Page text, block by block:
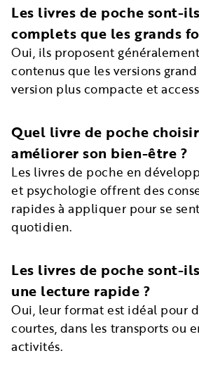
Les livres de poche sont-
complets que les grands
Oui, ils proposent
contenus que les versions
version plus compacte et
Quel livre de poche
améliorer son bien-être ?
Les livres de poche en
et psychologie offrent des
rapides à appliquer pour se
quotidien.
Les livres de poche sont-
une lecture rapide ?
Oui, leur format est idéal pour
courtes, dans les transports ou
activités.